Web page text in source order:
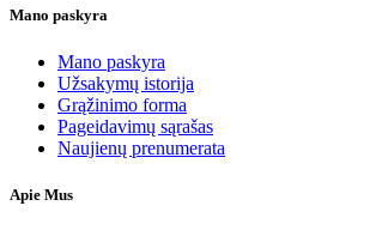
Mano paskyra
Mano paskyra
Užsakymų istorija
Grąžinimo forma
Pageidavimų sąrašas
Naujienų prenumerata
Apie Mus